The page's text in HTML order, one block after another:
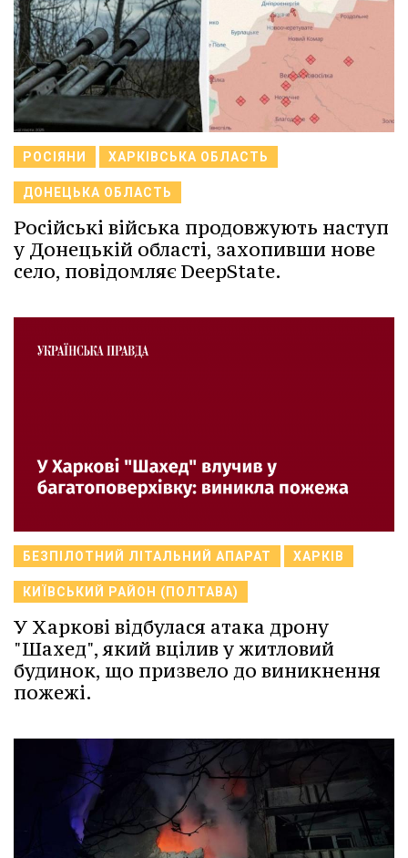
РОСІЯНИ ХАРКІВСЬКА ОБЛАСТЬ
ДОНЕЦЬКА ОБЛАСТЬ
Російські війська продовжують наступ
у Донецькій області, захопивши нове
село, повідомляє DeepState.
БЕЗПІЛОТНИЙ ЛІТАЛЬНИЙ АПАРАТ ХАРКІВ
КИЇВСЬКИЙ РАЙОН (ПОЛТАВА)
У Харкові відбулася атака дрону
"Шахед", який вцілив у житловий
будинок, що призвело до виникнення
пожежі.